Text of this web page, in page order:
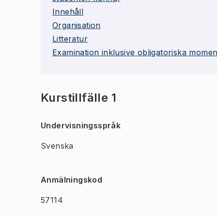
Innehåll
Organisation
Litteratur
Examination inklusive obligatoriska
Kurstillfälle 1
Undervisningsspråk
Svenska
Anmälningskod
57114